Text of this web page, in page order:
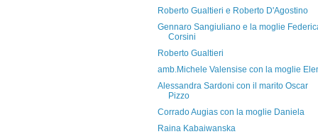
Roberto Gualtieri e Roberto D'Agostino
Gennaro Sangiuliano e la moglie
Corsini
Roberto Gualtieri
amb.Michele Valensise con la moglie
Alessandra Sardoni con il marito Oscar
Pizzo
Corrado Augias con la moglie Daniela
Raina Kabaiwanska